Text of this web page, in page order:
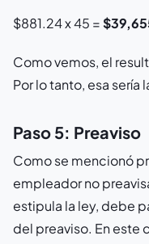
$881.24 x 45 =
Como vemos, el
Por lo tanto, esa
Paso 5: Preaviso
Como se mencionó
empleador no
estipula la ley, debe
del preaviso. En este